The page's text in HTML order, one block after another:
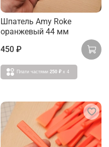
Шпатель Amy Roke
оранжевый 44 мм
450 ₽
Плати частями 250 ₽ x 4